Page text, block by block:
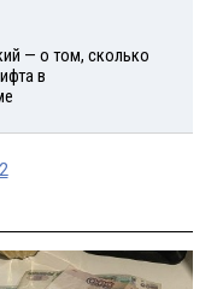
— о том, сколько
в